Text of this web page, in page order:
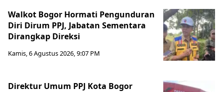
Walkot Bogor Hormati Pengunduran
Diri Dirum PPJ, Jabatan Sementara
Dirangkap Direksi
Kamis, 6 Agustus 2026, 9:07 PM
Direktur Umum PPJ Kota Bogor